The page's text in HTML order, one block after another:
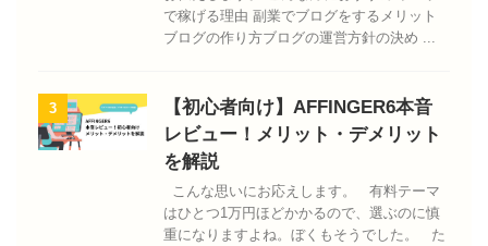
で稼げる理由 副業でブログをするメリット
ブログの作り方ブログの運営方針の決め ...
3
【初心者向け】AFFINGER6本音
レビュー！メリット・デメリット
を解説
こんな思いにお応えします。 有料テーマ
はひとつ1万円ほどかかるので、選ぶのに慎
重になりますよね。ぼくもそうでした。 た